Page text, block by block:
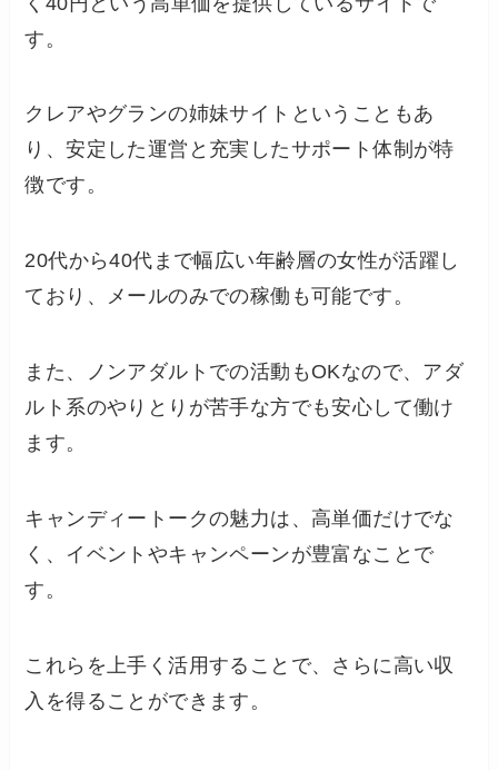
す。
クレアやグランの姉妹サイトということもあ
り、安定した運営と充実したサポート体制が特
徴です。
20代から40代まで幅広い年齢層の女性が活躍し
ており、メールのみでの稼働も可能です。
また、ノンアダルトでの活動もOKなので、アダ
ルト系のやりとりが苦手な方でも安心して働け
ます。
キャンディートークの魅力は、高単価だけでな
く、イベントやキャンペーンが豊富なことで
す。
これらを上手く活用することで、さらに高い収
入を得ることができます。